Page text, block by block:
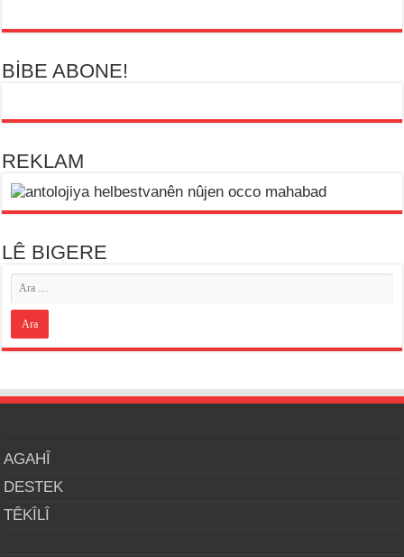
BİBE ABONE!
REKLAM
LÊ BIGERE
AGAHÎ
DESTEK
TÊKÎLÎ